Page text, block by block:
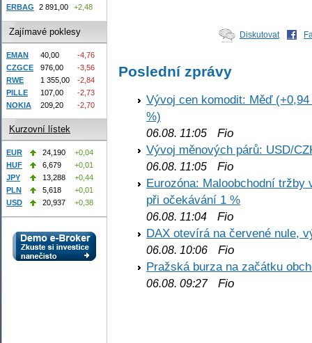
Diskutovat
Poslední zprávy
Vývoj cen komodit: Měď
%)
06.08. 11:05 Fio
Vývoj měnových párů: USD/
06.08. 11:05 Fio
Eurozóna: Maloobchodní
při očekávání 1 %
06.08. 11:04 Fio
DAX otevírá na červené nule,
06.08. 10:06 Fio
Pražská burza na začátku
06.08. 09:27Fio
ERBAG
2 891,00 +2,48
Zajímavé poklesy
EMAN 40,00
-4,76
CZGCE
976,00
-3,56
RWE
1 355,00
-2,84
PILLE
107,00
-2,73
NOKIA
209,20 -2,70
Kurzovní lístek
EUR 24,190
+0,04
HUF
6,679
+0,01
JPY
13,288
+0,44
PLN
5,618
+0,01
USD
20,937 +0,38